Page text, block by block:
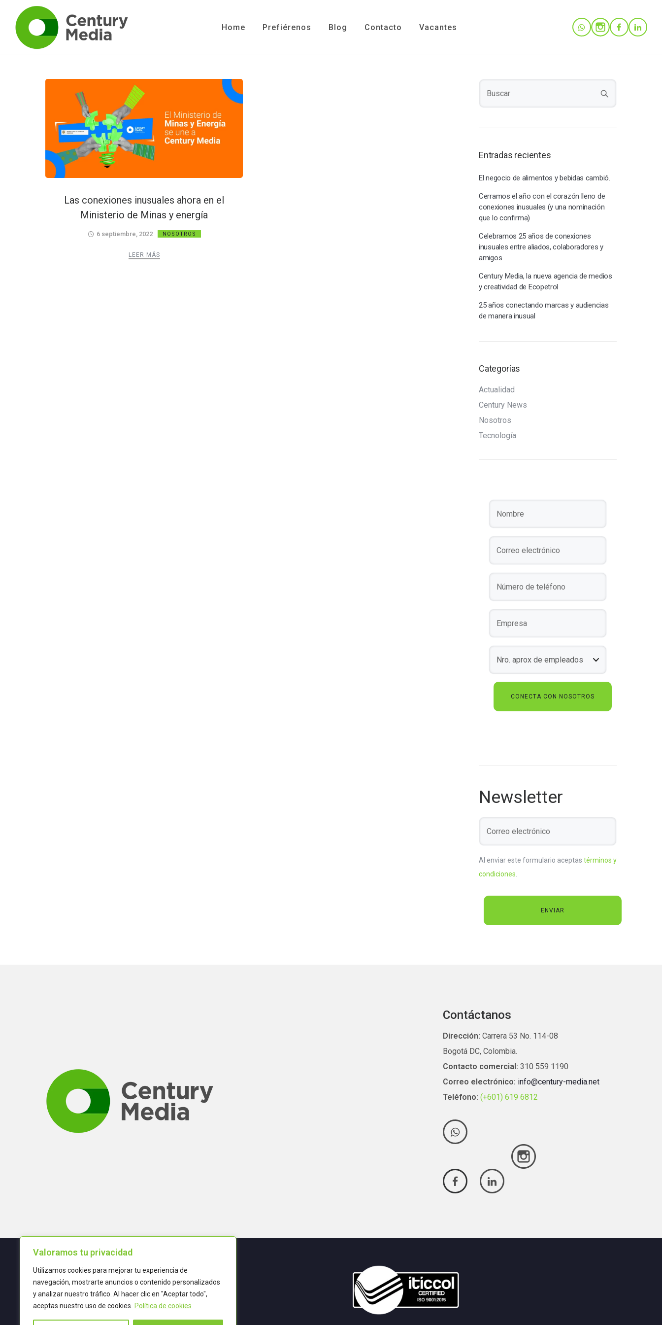
Valoramos tu privacidad
Utilizamos cookies para mejorar tu experiencia de
navegación, mostrarte anuncios o contenido personalizados
y analizar nuestro tráfico. Al hacer clic en "Aceptar todo",
aceptas nuestro uso de cookies.
Política de cookies
Home Prefiérenos Blog Contacto Vacantes
Las conexiones inusuales ahora en el
Ministerio de Minas y energía
6 septiembre, 2022 NOSOTROS
LEER MÁS
Entradas recientes
El negocio de alimentos y bebidas cambió.
Cerramos el año con el corazón lleno de
conexiones inusuales (y una nominación
que lo confirma)
Celebramos 25 años de conexiones
inusuales entre aliados, colaboradores y
amigos
Century Media, la nueva agencia de medios
y creatividad de Ecopetrol
25 años conectando marcas y audiencias
de manera inusual
Categorías
Actualidad
Century News
Nosotros
Tecnología
Newsletter
Al enviar este formulario aceptas términos y
condiciones
Contáctanos
Dirección: Carrera 53 No. 114-08
Bogotá DC, Colombia.
Contacto comercial: 310 559 1190
Correo electrónico: info@century-media.net
Teléfono: (+601) 619 6812
Términos y condiciones
POLÍTICA DE CALIDAD
TRATAMIENTO DE DATOS